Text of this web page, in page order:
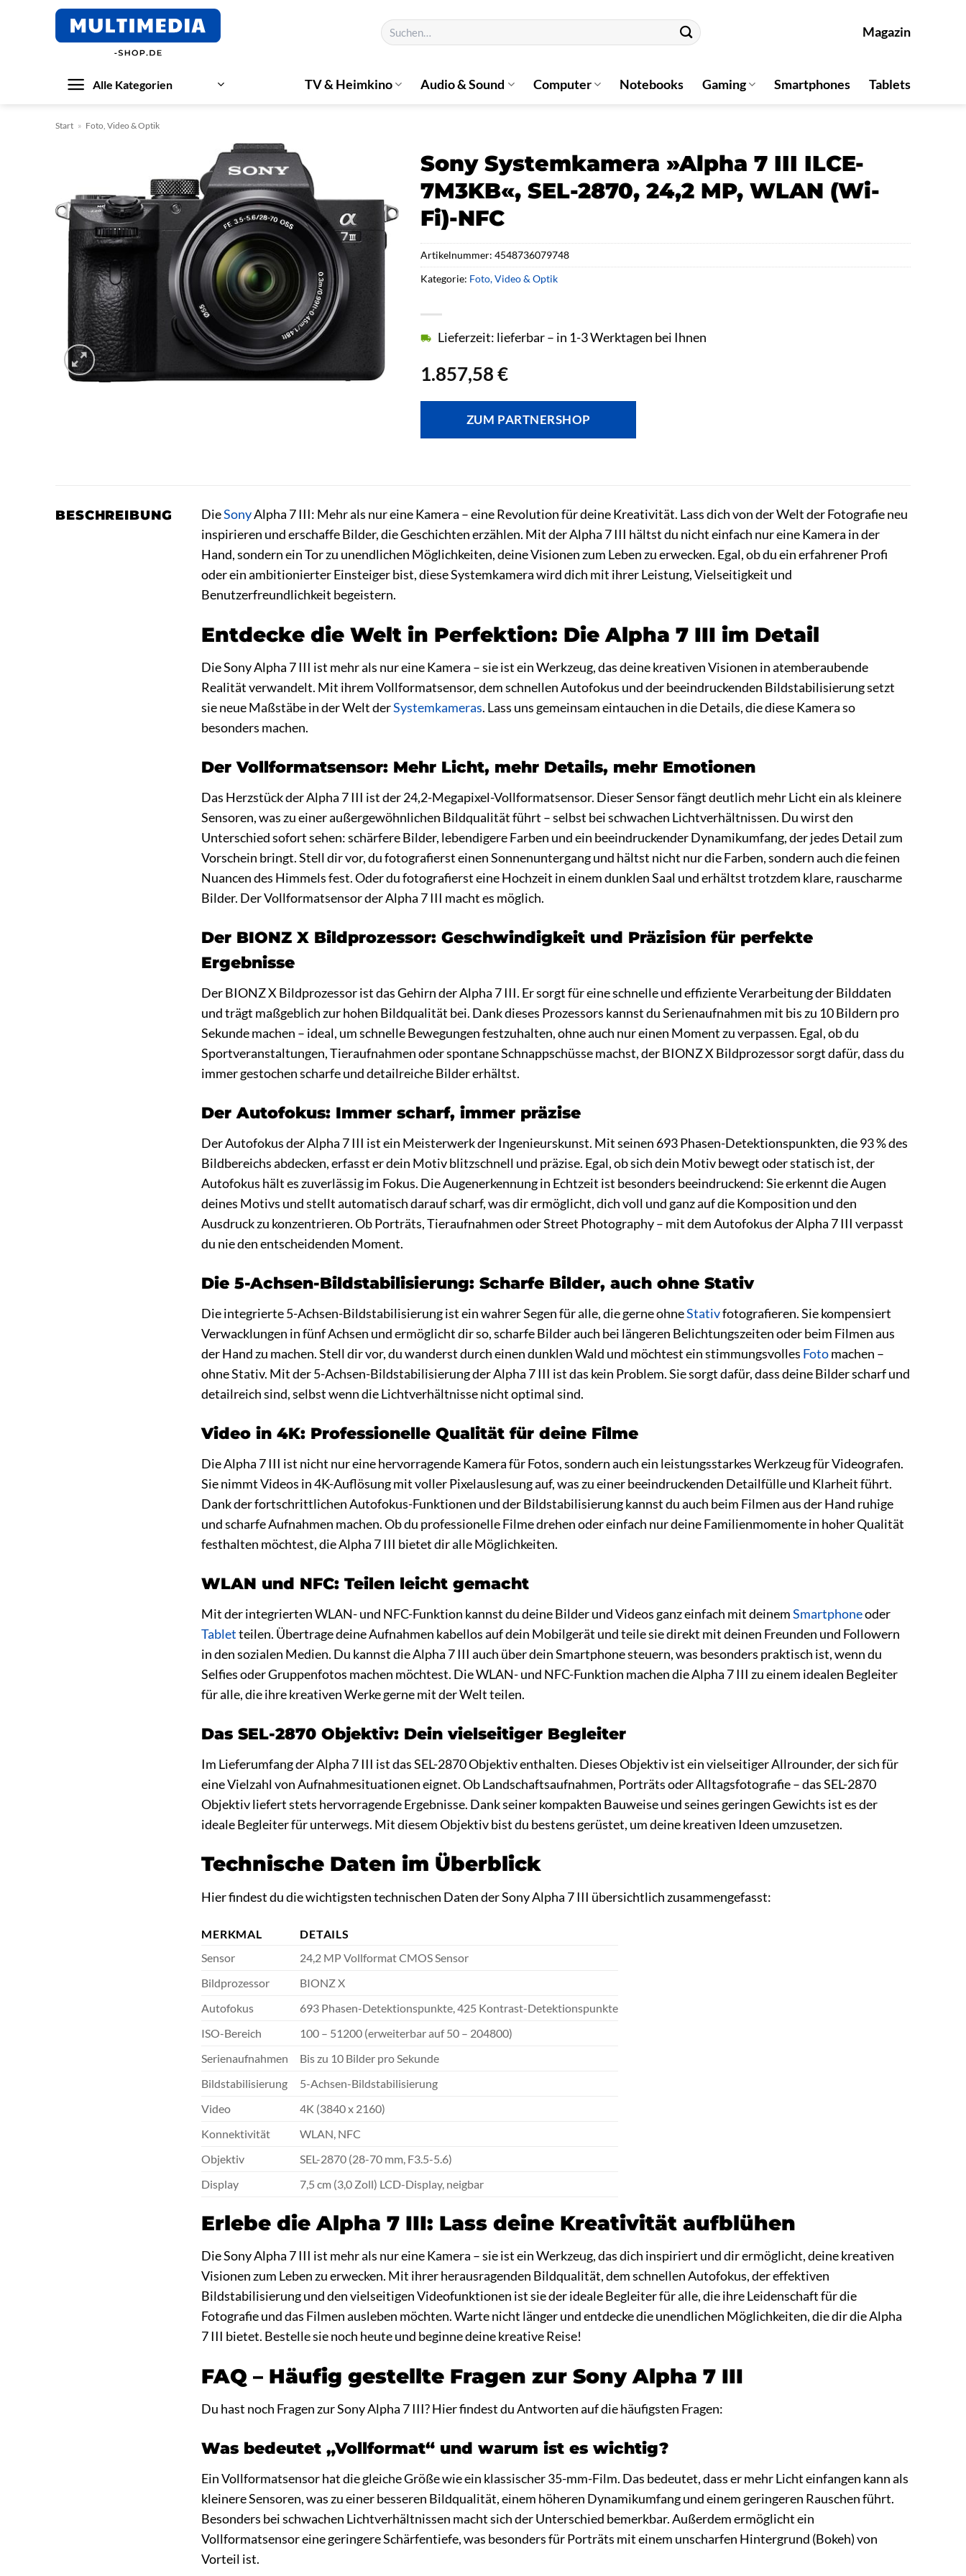
Suchen
nach:
Magazin
Alle Kategorien TV & Heimkino Audio & Sound Computer Notebooks Gaming Smartphones Tablets
Start » Foto, Video & Optik
Sony Systemkamera »Alpha 7 III ILCE-
7M3KB«, SEL-2870, 24,2 MP, WLAN (Wi-
Fi)-NFC
1.857,58€
Lieferzeit: lieferbar – in 1-3 Werktagen bei Ihnen
ZUM PARTNERSHOP
Artikelnummer:4548736079748
Kategorie: Foto, Video & Optik
BESCHREIBUNG DieSonyAlpha 7 III: Mehr als nur eine Kamera – eine Revolution für deine Kreativität. Lass dich von der Welt der Fotografie neu
inspirieren und erschaffe Bilder, die Geschichten erzählen. Mit der Alpha 7 III hältst du nicht einfach nur eine Kamera in der
Hand, sondern ein Tor zu unendlichen Möglichkeiten, deine Visionen zum Leben zu erwecken. Egal, ob du ein erfahrener Profi
oder ein ambitionierter Einsteiger bist, diese Systemkamera wird dich mit ihrer Leistung, Vielseitigkeit und
Benutzerfreundlichkeit begeistern.
Entdecke die Welt in Perfektion: Die Alpha 7 III im Detail
Die Sony Alpha 7 III ist mehr als nur eine Kamera – sie ist ein Werkzeug, das deine kreativen Visionen in atemberaubende
Realität verwandelt. Mit ihrem Vollformatsensor, dem schnellen Autofokus und der beeindruckenden Bildstabilisierung setzt
sie neue Maßstäbe in der Welt derSystemkameras. Lass uns gemeinsam eintauchen in die Details, die diese Kamera so
besonders machen.
Der Vollformatsensor: Mehr Licht, mehr Details, mehr Emotionen
Das Herzstück der Alpha 7 III ist der 24,2-Megapixel-Vollformatsensor. Dieser Sensor fängt deutlich mehr Licht ein als kleinere
Sensoren, was zu einer außergewöhnlichen Bildqualität führt – selbst bei schwachen Lichtverhältnissen. Du wirst den
Unterschied sofort sehen: schärfere Bilder, lebendigere Farben und ein beeindruckender Dynamikumfang, der jedes Detail zum
Vorschein bringt. Stell dir vor, du fotografierst einen Sonnenuntergang und hältst nicht nur die Farben, sondern auch die feinen
Nuancen des Himmels fest. Oder du fotografierst eine Hochzeit in einem dunklen Saal und erhältst trotzdem klare, rauscharme
Bilder. Der Vollformatsensor der Alpha 7 III macht es möglich.
Der BIONZ X Bildprozessor: Geschwindigkeit und Präzision für perfekte
Ergebnisse
Der BIONZ X Bildprozessor ist das Gehirn der Alpha 7 III. Er sorgt für eine schnelle und effiziente Verarbeitung der Bilddaten
und trägt maßgeblich zur hohen Bildqualität bei. Dank dieses Prozessors kannst du Serienaufnahmen mit bis zu 10 Bildern pro
Sekunde machen – ideal, um schnelle Bewegungen festzuhalten, ohne auch nur einen Moment zu verpassen. Egal, ob du
Sportveranstaltungen, Tieraufnahmen oder spontane Schnappschüsse machst, der BIONZ X Bildprozessor sorgt dafür, dass du
immer gestochen scharfe und detailreiche Bilder erhältst.
Der Autofokus: Immer scharf, immer präzise
Der Autofokus der Alpha 7 III ist ein Meisterwerk der Ingenieurskunst. Mit seinen 693 Phasen-Detektionspunkten, die 93 % des
Bildbereichs abdecken, erfasst er dein Motiv blitzschnell und präzise. Egal, ob sich dein Motiv bewegt oder statisch ist, der
Autofokus hält es zuverlässig im Fokus. Die Augenerkennung in Echtzeit ist besonders beeindruckend: Sie erkennt die Augen
deines Motivs und stellt automatisch darauf scharf, was dir ermöglicht, dich voll und ganz auf die Komposition und den
Ausdruck zu konzentrieren. Ob Porträts, Tieraufnahmen oder Street Photography – mit dem Autofokus der Alpha 7 III verpasst
du nie den entscheidenden Moment.
Die 5-Achsen-Bildstabilisierung: Scharfe Bilder, auch ohne Stativ
Die integrierte 5-Achsen-Bildstabilisierung ist ein wahrer Segen für alle, die gerne ohneStativfotografieren. Sie kompensiert
Verwacklungen in fünf Achsen und ermöglicht dir so, scharfe Bilder auch bei längeren Belichtungszeiten oder beim Filmen aus
der Hand zu machen. Stell dir vor, du wanderst durch einen dunklen Wald und möchtest ein stimmungsvolles Fotomachen –
ohne Stativ. Mit der 5-Achsen-Bildstabilisierung der Alpha 7 III ist das kein Problem. Sie sorgt dafür, dass deine Bilder scharf und
detailreich sind, selbst wenn die Lichtverhältnisse nicht optimal sind.
Video in 4K: Professionelle Qualität für deine Filme
Die Alpha 7 III ist nicht nur eine hervorragende Kamera für Fotos, sondern auch ein leistungsstarkes Werkzeug für Videografen.
Sie nimmt Videos in 4K-Auflösung mit voller Pixelauslesung auf, was zu einer beeindruckenden Detailfülle und Klarheit führt.
Dank der fortschrittlichen Autofokus-Funktionen und der Bildstabilisierung kannst du auch beim Filmen aus der Hand ruhige
und scharfe Aufnahmen machen. Ob du professionelle Filme drehen oder einfach nur deine Familienmomente in hoher Qualität
festhalten möchtest, die Alpha 7 III bietet dir alle Möglichkeiten.
WLAN und NFC: Teilen leicht gemacht
Mit der integrierten WLAN- und NFC-Funktion kannst du deine Bilder und Videos ganz einfach mit deinemSmartphoneoder
Tabletteilen. Übertrage deine Aufnahmen kabellos auf dein Mobilgerät und teile sie direkt mit deinen Freunden und Followern
in den sozialen Medien. Du kannst die Alpha 7 III auch über dein Smartphone steuern, was besonders praktisch ist, wenn du
Selfies oder Gruppenfotos machen möchtest. Die WLAN- und NFC-Funktion machen die Alpha 7 III zu einem idealen Begleiter
für alle, die ihre kreativen Werke gerne mit der Welt teilen.
Das SEL-2870 Objektiv: Dein vielseitiger Begleiter
Im Lieferumfang der Alpha 7 III ist das SEL-2870 Objektiv enthalten. Dieses Objektiv ist ein vielseitiger Allrounder, der sich für
eine Vielzahl von Aufnahmesituationen eignet. Ob Landschaftsaufnahmen, Porträts oder Alltagsfotografie – das SEL-2870
Objektiv liefert stets hervorragende Ergebnisse. Dank seiner kompakten Bauweise und seines geringen Gewichts ist es der
ideale Begleiter für unterwegs. Mit diesem Objektiv bist du bestens gerüstet, um deine kreativen Ideen umzusetzen.
Technische Daten im Überblick
Hier findest du die wichtigsten technischen Daten der Sony Alpha 7 III übersichtlich zusammengefasst:
MERKMAL
DETAILS
Sensor
24,2 MP Vollformat CMOS Sensor
Bildprozessor
BIONZ X
Autofokus
693 Phasen-Detektionspunkte, 425 Kontrast-Detektionspunkte
ISO-Bereich
100 – 51200 (erweiterbar auf 50 – 204800)
Serienaufnahmen
Bis zu 10 Bilder pro Sekunde
Bildstabilisierung
5-Achsen-Bildstabilisierung
Video
4K (3840 x 2160)
Konnektivität
WLAN, NFC
Objektiv
SEL-2870 (28-70 mm, F3.5-5.6)
Display
7,5 cm (3,0 Zoll) LCD-Display, neigbar
Erlebe die Alpha 7 III: Lass deine Kreativität aufblühen
Die Sony Alpha 7 III ist mehr als nur eine Kamera – sie ist ein Werkzeug, das dich inspiriert und dir ermöglicht, deine kreativen
Visionen zum Leben zu erwecken. Mit ihrer herausragenden Bildqualität, dem schnellen Autofokus, der effektiven
Bildstabilisierung und den vielseitigen Videofunktionen ist sie der ideale Begleiter für alle, die ihre Leidenschaft für die
Fotografie und das Filmen ausleben möchten. Warte nicht länger und entdecke die unendlichen Möglichkeiten, die dir die Alpha
7 III bietet. Bestelle sie noch heute und beginne deine kreative Reise!
FAQ – Häufig gestellte Fragen zur Sony Alpha 7 III
Du hast noch Fragen zur Sony Alpha 7 III? Hier findest du Antworten auf die häufigsten Fragen:
Was bedeutet „Vollformat“ und warum ist es wichtig?
Ein Vollformatsensor hat die gleiche Größe wie ein klassischer 35-mm-Film. Das bedeutet, dass er mehr Licht einfangen kann als
kleinere Sensoren, was zu einer besseren Bildqualität, einem höheren Dynamikumfang und einem geringeren Rauschen führt.
Besonders bei schwachen Lichtverhältnissen macht sich der Unterschied bemerkbar. Außerdem ermöglicht ein
Vollformatsensor eine geringere Schärfentiefe, was besonders für Porträts mit einem unscharfen Hintergrund (Bokeh) von
Vorteil ist.